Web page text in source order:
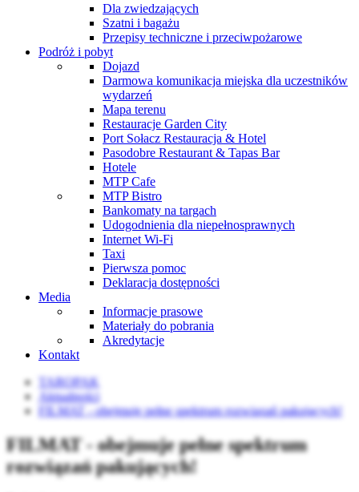
Dla zwiedzających
Szatni i bagażu
Przepisy techniczne i przeciwpożarowe
Podróż i pobyt
Dojazd
Darmowa komunikacja miejska dla uczestników
wydarzeń
Mapa terenu
Restauracje Garden City
Port Sołacz Restauracja & Hotel
Pasodobre Restaurant & Tapas Bar
Hotele
MTP Cafe
MTP Bistro
Bankomaty na targach
Udogodnienia dla niepełnosprawnych
Internet Wi-Fi
Taxi
Pierwsza pomoc
Deklaracja dostępności
Media
Informacje prasowe
Materiały do pobrania
Akredytacje
Kontakt
TAROPAK
Aktualności
FILMAT - obejmuje pełne spektrum rozwiązań pakujących!
FILMAT - obejmuje pełne spektrum
rozwiązań pakujących!